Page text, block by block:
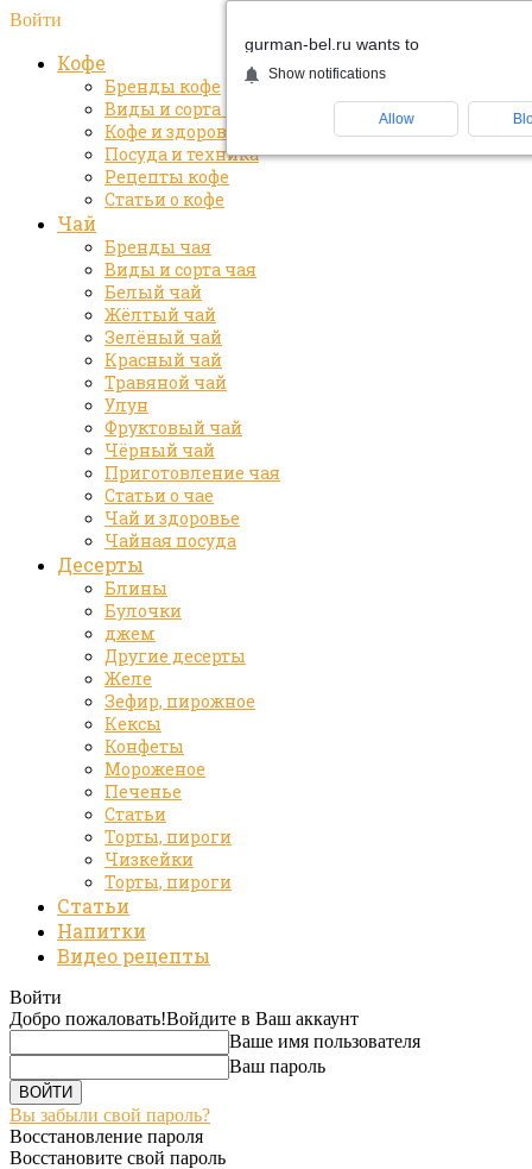
Войти
Кофе
Бренды кофе
Виды и сорта кофе
Кофе и здоровье
Посуда и техника
Рецепты кофе
Статьи о кофе
Чай
Бренды чая
Виды и сорта чая
Белый чай
Жёлтый чай
Зелёный чай
Красный чай
Травяной чай
Улун
Фруктовый чай
Чёрный чай
Приготовление чая
Статьи о чае
Чай и здоровье
Чайная посуда
Десерты
Блины
Булочки
джем
Другие десерты
Желе
Зефир, пирожное
Кексы
Конфеты
Мороженое
Печенье
Статьи
Торты, пироги
Чизкейки
Торты, пироги
Статьи
Напитки
Видео рецепты
Войти
Добро пожаловать!Войдите в Ваш аккаунт
Ваше имя пользователя
Ваш пароль
Вы забыли свой пароль?
Восстановление пароля
Восстановите свой пароль
gurman-bel.ru wants to
Show notifications
Allow